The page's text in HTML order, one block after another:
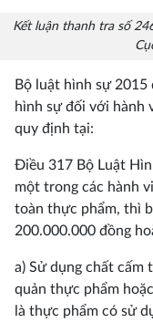
Kết luận thanh tra số
Bộ luật hình sự
hình sự đối với hành
quy định tại:
Điều 317 Bộ Luật
một trong các hành
toàn thực phẩm, thì
200.000.000 đồng
a) Sử dụng chất cấm
quản thực phẩm
là thực phẩm có sử